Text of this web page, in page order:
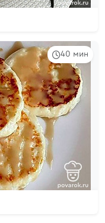
40 мин